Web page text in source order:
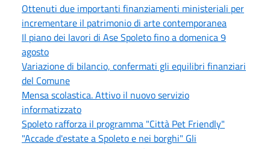
Ottenuti due importanti finanziamenti ministeriali per
incrementare il patrimonio di arte contemporanea
Il piano dei lavori di Ase Spoleto fino a domenica 9
agosto
Variazione di bilancio, confermati gli equilibri finanziari
del Comune
Mensa scolastica. Attivo il nuovo servizio
informatizzato
Spoleto rafforza il programma "Città Pet Friendly"
"Accade d'estate a Spoleto e nei borghi" Gli